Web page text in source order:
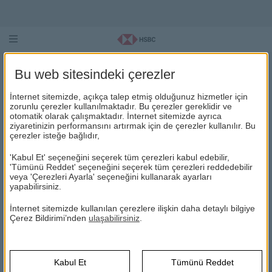
HSBC Portföy
Fonları
Arasında
Temmuz Ayının
Lideri!
Para Piyasası Serbest
Fonları
HSBC Yatırım Fonları
HMG Fon Broşürüiçin
Sıkça sorulan sorular için
Bu web sitesindeki çerezler
İnternet sitemizde, açıkça talep etmiş olduğunuz hizmetler için
zorunlu çerezler kullanılmaktadır. Bu çerezler gereklidir ve
otomatik olarak çalışmaktadır. İnternet sitemizde ayrıca
ziyaretinizin performansını artırmak için de çerezler kullanılır. Bu
çerezler isteğe bağlıdır,
'Kabul Et' seçeneğini seçerek tüm çerezleri kabul edebilir,
'Tümünü Reddet' seçeneğini seçerek tüm çerezleri reddedebilir
veya 'Çerezleri Ayarla' seçeneğini kullanarak ayarları
yapabilirsiniz.
İnternet sitemizde kullanılan çerezlere ilişkin daha detaylı bilgiye
Çerez Bildirimi’nden ulaşabilirsiniz
Kabul Et Tümünü Reddet